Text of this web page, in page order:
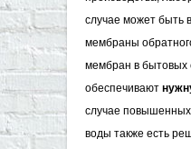
случае может быть
мембраны
мембран в бытовых
обеспечивают
случае повышенных
воды также есть